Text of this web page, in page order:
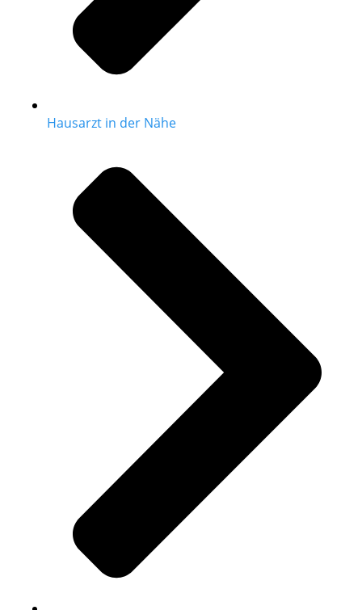
Hausarzt in der Nähe